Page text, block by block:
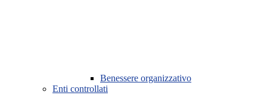
Benessere organizzativo
Enti controllati